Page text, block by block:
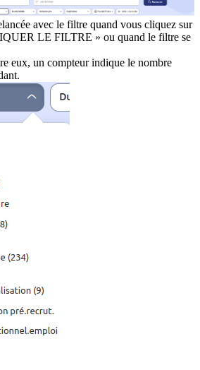
avec le filtre quand vous cliquez sur
LE FILTRE » ou quand le filtre se
eux, un compteur indique le nombre